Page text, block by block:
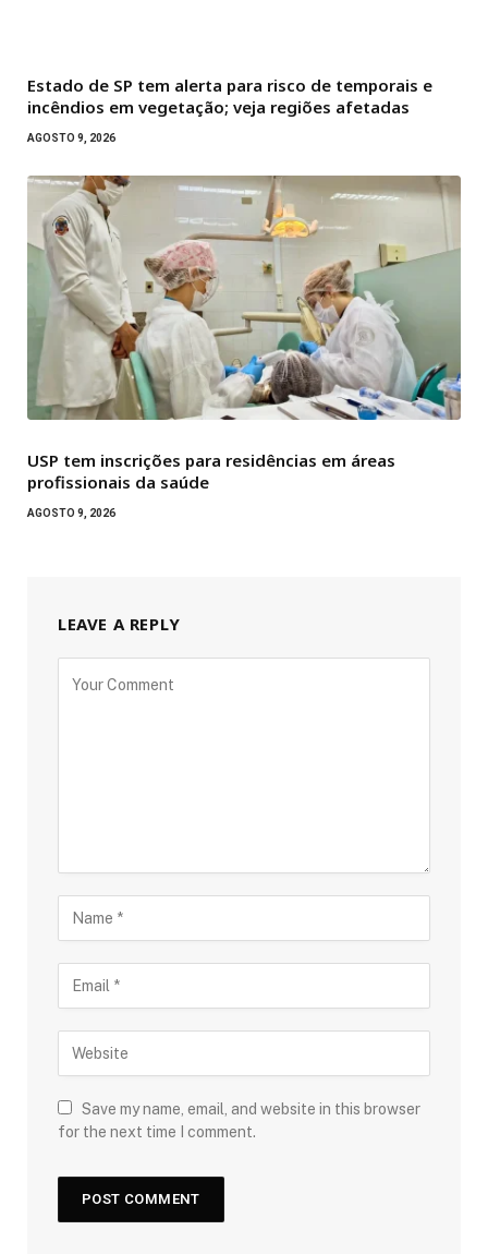
Estado de SP tem alerta para risco de temporais e
incêndios em vegetação; veja regiões afetadas
AGOSTO 9, 2026
USP tem inscrições para residências em áreas
profissionais da saúde
AGOSTO 9, 2026
LEAVE A REPLY
Save my name, email, and website in this browser
for the next time I comment.